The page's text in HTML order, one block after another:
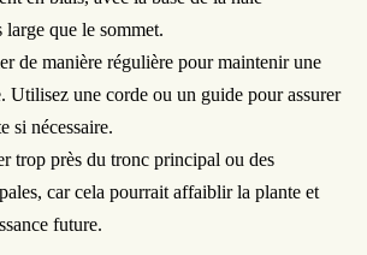
large que le sommet.
de manière régulière pour maintenir une
Utilisez une corde ou un guide pour assurer
si nécessaire.
trop près du tronc principal ou des
car cela pourrait affaiblir la plante et
future.